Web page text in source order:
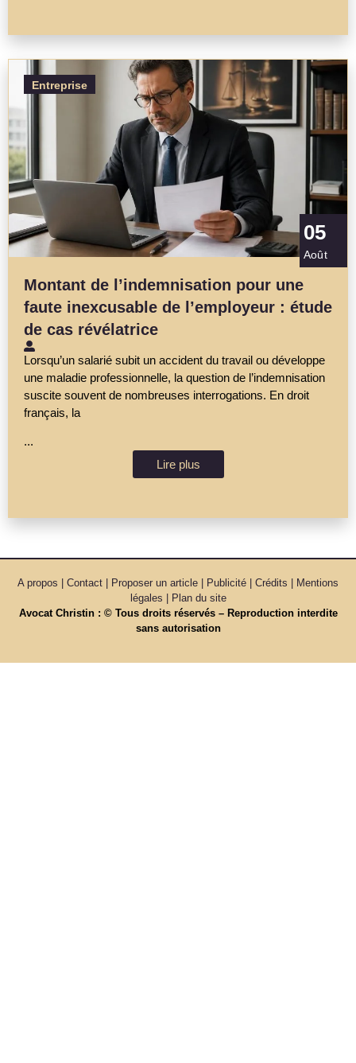
Entreprise
05
Août
Montant de l’indemnisation pour une
faute inexcusable de l’employeur : étude
de cas révélatrice
Lorsqu’un salarié subit un accident du travail ou développe
une maladie professionnelle, la question de l’indemnisation
suscite souvent de nombreuses interrogations. En droit
français, la
...
Lire plus
A propos | Contact | Proposer un article | Publicité | Crédits | Mentions
légales |
Plan du site
Avocat Christin : © Tous droits réservés – Reproduction interdite
sans autorisation